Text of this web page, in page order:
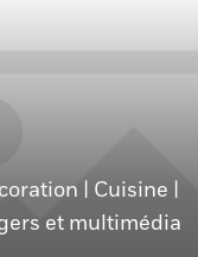
| Cuisine |
et multimédia